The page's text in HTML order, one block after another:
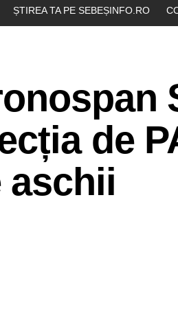
ȘTIREA TA PE SEBEȘINFO.RO
de
aschii